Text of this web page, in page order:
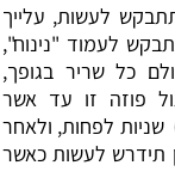
לעשות, עלייך
לעמוד "נינוח",
כל שריר בגופך,
פוזה זו עד אשר
הסיבולת שלך תגיע להחזקת הפוזה במשך 60 ‏ שניות לפחות, ולאחר
תידרש לעשות כאשר